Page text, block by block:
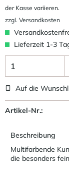
der Kasse variieren.
zzgl. Versandkosten
Lieferzeit 1-3
Auf die
Artikel-Nr.:
Beschreibung
Multifarbende
die besonders